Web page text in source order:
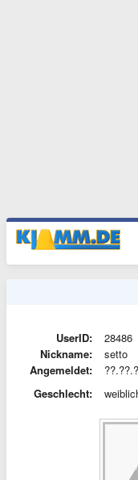
UserID:
28486
Nickname:
setto
Angemeldet:
Geschlecht: